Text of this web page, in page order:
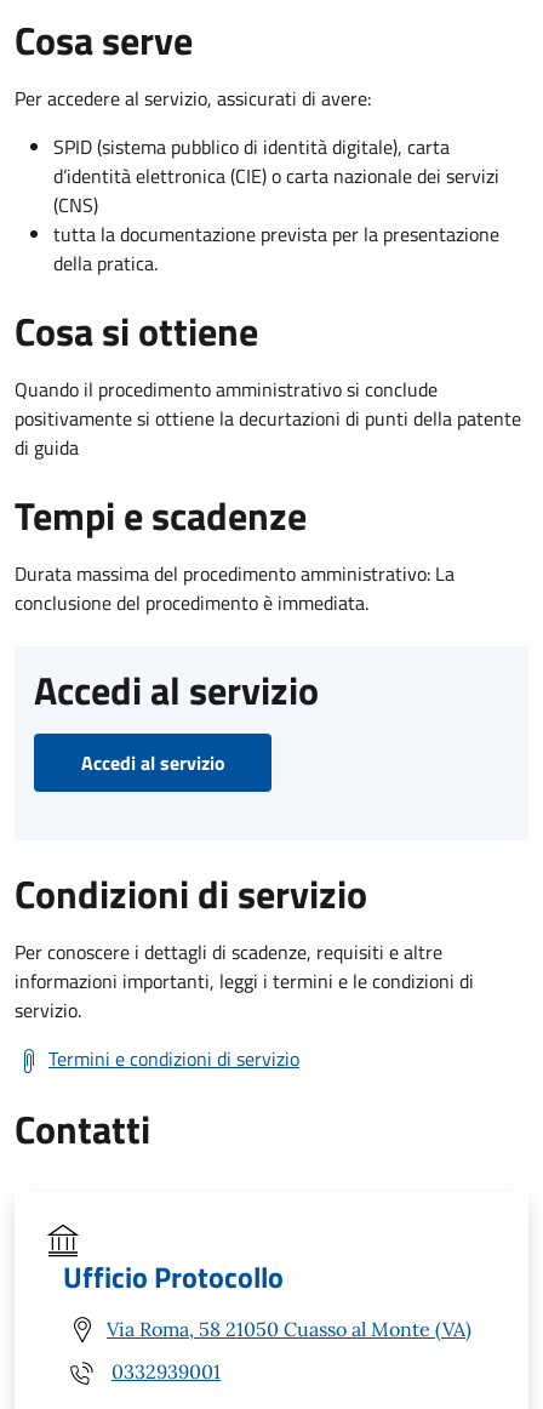
Cosa serve
Per accedere al servizio, assicurati di avere:
SPID (sistema pubblico di identità digitale), carta
d’identità elettronica (CIE) o carta nazionale dei servizi
(CNS)
tutta la documentazione prevista per la presentazione
della pratica.
Cosa si ottiene
Quando il procedimento amministrativo si conclude
positivamente si ottiene la decurtazioni di punti della patente
di guida
Tempi e scadenze
Durata massima del procedimento amministrativo: La
conclusione del procedimento è immediata.
Accedi al servizio
Accedi al servizio
Condizioni di servizio
Per conoscere i dettagli di scadenze, requisiti e altre
informazioni importanti, leggi i termini e le condizioni di
servizio.
Termini e condizioni di servizio
Contatti
Ufficio Protocollo
Via Roma, 58 21050 Cuasso al Monte (VA)
0332939001